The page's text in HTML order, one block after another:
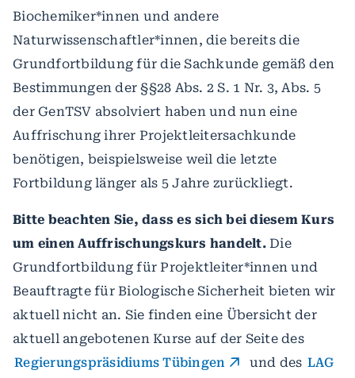
Biochemiker*innen und andere
Naturwissenschaftler*innen, die bereits die
Grundfortbildung für die Sachkunde gemäß den
Bestimmungen der §§28 Abs. 2 S. 1 Nr. 3, Abs. 5
der GenTSV absolviert haben und nun eine
Auffrischung ihrer Projektleitersachkunde
benötigen, beispielsweise weil die letzte
Fortbildung länger als 5 Jahre zurückliegt.
Bitte beachten Sie, dass es sich bei diesem Kurs
um einen Auffrischungskurs handelt.Die
Grundfortbildung für Projektleiter*innen und
Beauftragte für Biologische Sicherheit bieten wir
aktuell nicht an. Sie finden eine Übersicht der
aktuell angebotenen Kurse auf der Seite des
Regierungspräsidiums Tübingen
und des LAG